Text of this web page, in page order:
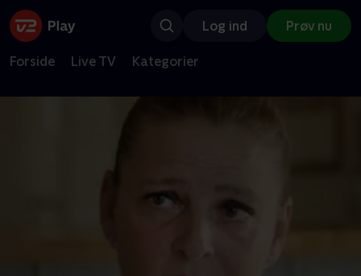
Log ind Prøv nu
Forside Live TV Kategorier